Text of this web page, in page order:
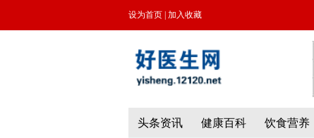
设为首页 加入收藏
头条资讯 健康百科 饮食营养